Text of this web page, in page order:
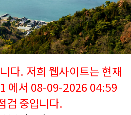
다. 저희 웹사이트는 현재
에서 08-09-2026 04:59
검 중입니다.